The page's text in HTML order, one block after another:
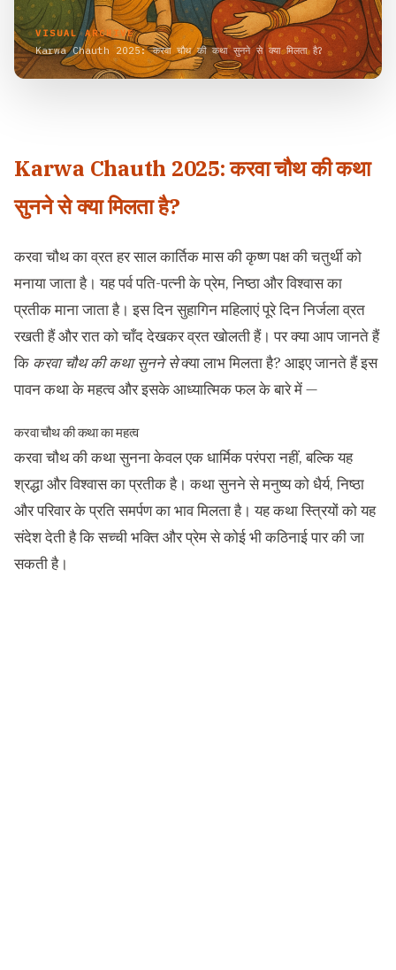
VISUAL ARCHIVE
Karwa Chauth 2025: करवा चौथ की कथा सुनने से क्या मिलता है?
Karwa Chauth 2025: करवा चौथ की कथा
सुनने से क्या मिलता है?
करवा चौथ का व्रत हर साल कार्तिक मास की कृष्ण पक्ष की चतुर्थी को
मनाया जाता है। यह पर्व पति-पत्नी के प्रेम, निष्ठा और विश्वास का
प्रतीक माना जाता है। इस दिन सुहागिन महिलाएं पूरे दिन निर्जला व्रत
रखती हैं और रात को चाँद देखकर व्रत खोलती हैं। पर क्या आप जानते हैं
कि करवा चौथ की कथा सुनने सेक्या लाभ मिलता है? आइए जानते हैं इस
पावन कथा के महत्व और इसके आध्यात्मिक फल के बारे में —
करवा चौथ की कथा का महत्व
करवा चौथ की कथा सुनना केवल एक धार्मिक परंपरा नहीं, बल्कि यह
श्रद्धा और विश्वास का प्रतीक है। कथा सुनने से मनुष्य को धैर्य, निष्ठा
और परिवार के प्रति समर्पण का भाव मिलता है। यह कथा स्त्रियों को यह
संदेश देती है कि सच्ची भक्ति और प्रेम से कोई भी कठिनाई पार की जा
सकती है।